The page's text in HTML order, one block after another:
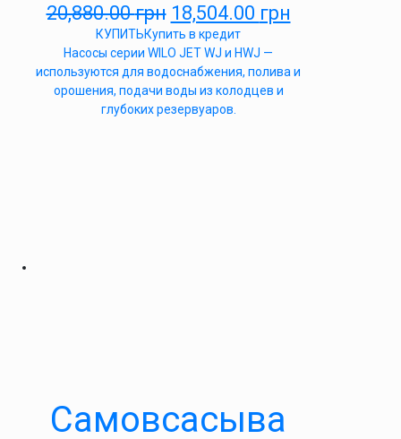
20,880.00грн 18,504.00 грн
КУПИТЬКупить в кредит
Насосы серии WILO JET WJ и HWJ —
используются для водоснабжения, полива и
орошения, подачи воды из колодцев и
глубоких резервуаров.
Самовсасыва